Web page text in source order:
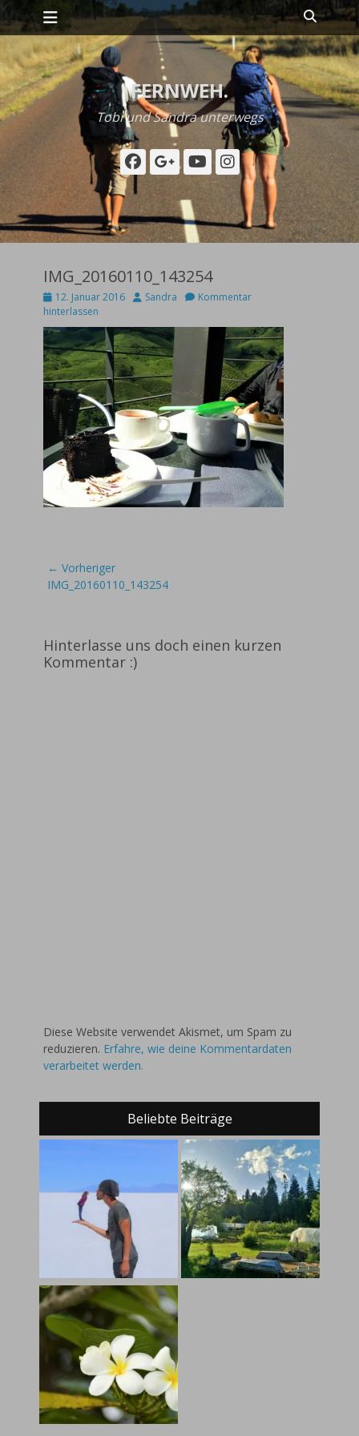
Zum
Inhalt
springen
Primäres Menü Suchen
FERNWEH.
Tobi und Sandra unterwegs
Facebook
Googleplus
YouTube
Instagram
IMG_20160110_143254
Posted
on
12. Januar 2016 AutorSandra
Kommentar
hinterlassen
Beitragsnavigation
← Vorheriger
Vorheriger
IMG_20160110_143254
Hinterlasse uns doch einen kurzen
Kommentar :)
Diese Website verwendet Akismet, um Spam zu
reduzieren. Erfahre, wie deine Kommentardaten
verarbeitet werden.
Beliebte Beiträge